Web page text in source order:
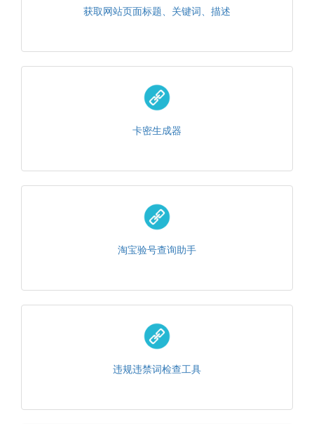
获取网站页面标题、关键词、描述
卡密生成器
淘宝验号查询助手
违规违禁词检查工具